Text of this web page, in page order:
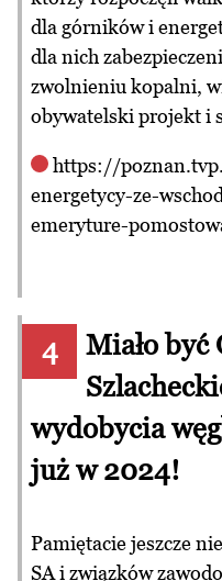
dla górników i
dla nich
zwolnieniu kopalni,
obywatelski projekt i
https://
energetycy-ze-
emeryture-
4
Miało być
wydobycia
już w 2024!
Pamiętacie jeszcze
SA i związków